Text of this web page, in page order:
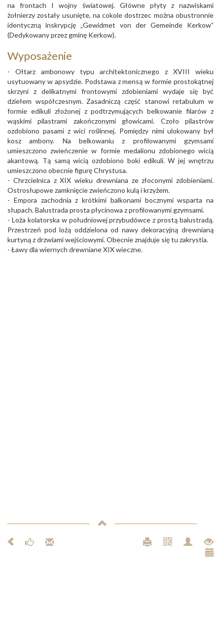
na frontach I wojny światowej. Główne płyty z nazwiskami
żołnierzy zostały usunięte, na cokole dostrzec można obustronnie
identyczną inskrypcję „Gewidmet von der Gemeinde Kerkow”
(Dedykowany przez gminę Kerkow).
Wyposażenie
- Ołtarz ambonowy typu architektonicznego z XVIII wieku
usytuowany w apsydzie. Podstawa z mensą w formie prostokątnej
skrzyni z delikatnymi frontowymi zdobieniami wydaje się być
dziełem współczesnym. Zasadniczą część stanowi retabulum w
formie edikuli złożonej z podtrzymujących belkowanie filarów z
wąskimi pilastrami zakończonymi głowicami. Czoło pilastrów
ozdobiono pasami z wici roślinnej. Pomiędzy nimi ulokowany był
kosz ambony. Na belkowaniu z profilowanymi gzymsami
umieszczono zwieńczenie w formie medalionu zdobionego wicią
akantową. Tą samą wicią ozdobiono boki edikuli. W jej wnętrzu
umieszczono obecnie figurę Chrystusa.
- Chrzcielnica z XIX wieku drewniana ze złoconymi zdobieniami.
Ostrosłupowe zamknięcie zwieńczono kulą i krzyżem.
- Empora zachodnia z krótkimi balkonami bocznymi wsparta na
słupach. Balustrada prosta płycinowa z profilowanymi gzymsami.
- Loża kolatorska w południowej przybudówce z prostą balustradą.
Przestrzeń pod lożą oddzielona od nawy dekoracyjną drewnianą
kurtyną z drzwiami wejściowymi. Obecnie znajduje się tu zakrystia.
- Ławy dla wiernych drewniane XIX wieczne.